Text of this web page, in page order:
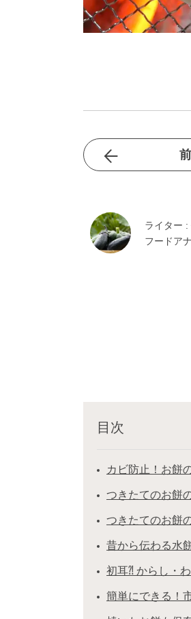
ライター :
フードア
目次
カビ防止！お餅
つきたてのお餅
つきたてのお餅
昔から伝わる水
初耳⁈ からし・
簡単にできる！